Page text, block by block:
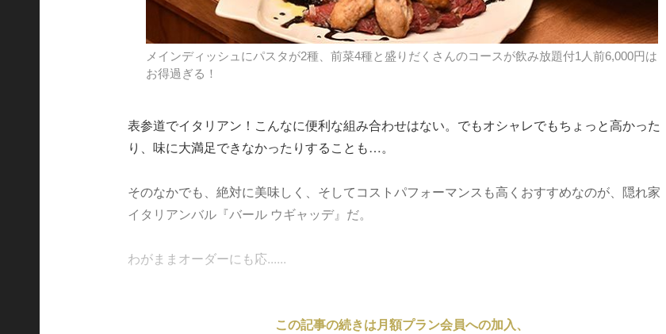
メインディッシュにパスタが2種、前菜4種と盛りだくさんのコースが飲み放題付1人前6,000円は
お得過ぎる！
表参道でイタリアン！こんなに便利な組み合わせはない。でもオシャレでもちょっと高かった
り、味に大満足できなかったりすることも…。
そのなかでも、絶対に美味しく、そしてコストパフォーマンスも高くおすすめなのが、隠れ家
イタリアンバル『バール ウギャッデ』だ。
わがままオーダーにも応......
この記事の続きは月額プラン会員への加入、